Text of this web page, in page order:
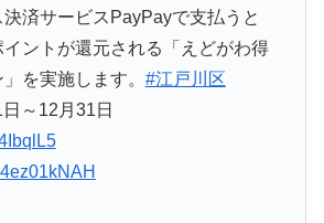
済サービスPayPayで支払うと
ントが還元される「えどがわ得
を実施します。 #江戸川区
～12月31日